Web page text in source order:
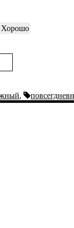
Хорошо
,